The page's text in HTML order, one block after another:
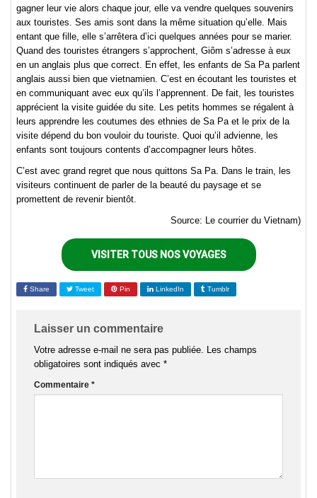
gagner leur vie alors chaque jour, elle va vendre quelques souvenirs
aux touristes. Ses amis sont dans la même situation qu’elle. Mais
entant que fille, elle s’arrêtera d’ici quelques années pour se marier.
Quand des touristes étrangers s’approchent, Giôm s’adresse à eux
en un anglais plus que correct. En effet, les enfants de Sa Pa parlent
anglais aussi bien que vietnamien. C’est en écoutant les touristes et
en communiquant avec eux qu’ils l’apprennent. De fait, les touristes
apprécient la visite guidée du site. Les petits hommes se régalent à
leurs apprendre les coutumes des ethnies de Sa Pa et le prix de la
visite dépend du bon vouloir du touriste. Quoi qu’il advienne, les
enfants sont toujours contents d’accompagner leurs hôtes.
C’est avec grand regret que nous quittons Sa Pa. Dans le train, les
visiteurs continuent de parler de la beauté du paysage et se
promettent de revenir bientôt.
Source: Le courrier du Vietnam)
VISITER TOUS NOS VOYAGES
Share Tweet Pin LinkedIn Tumblr
Laisser un commentaire
Votre adresse e-mail ne sera pas publiée.
Les champs
obligatoires sont indiqués avec *
Commentaire *